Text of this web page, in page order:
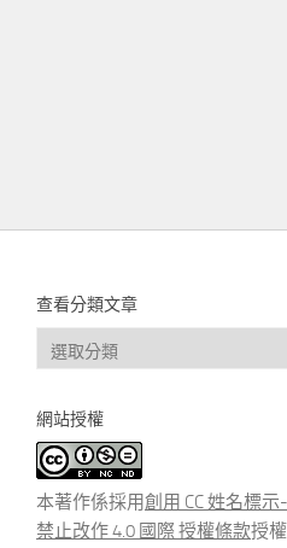
查看分類文章
查
看
類
文
章
網站授權
本著作係採用創用 CC 姓名標
禁止改作 4.0 國際 授權條款授